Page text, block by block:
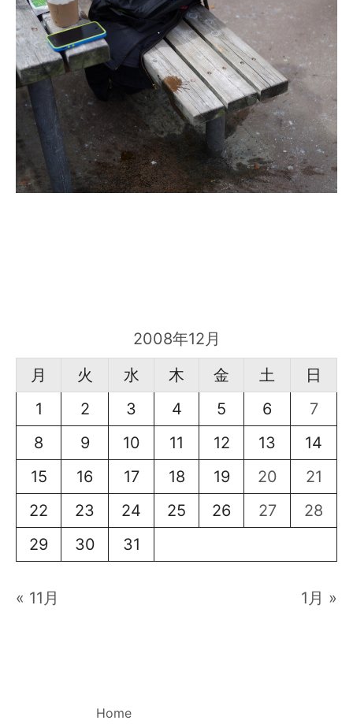
2008年12月
月
火 水 木 金 土
日
1
2 3 4 5 6
7
8
9 10 11 12 13
14
15
16 17 18 19 20
21
22
23 24 25 26 27
28
29
30 31
« 11月 1月 »
Home